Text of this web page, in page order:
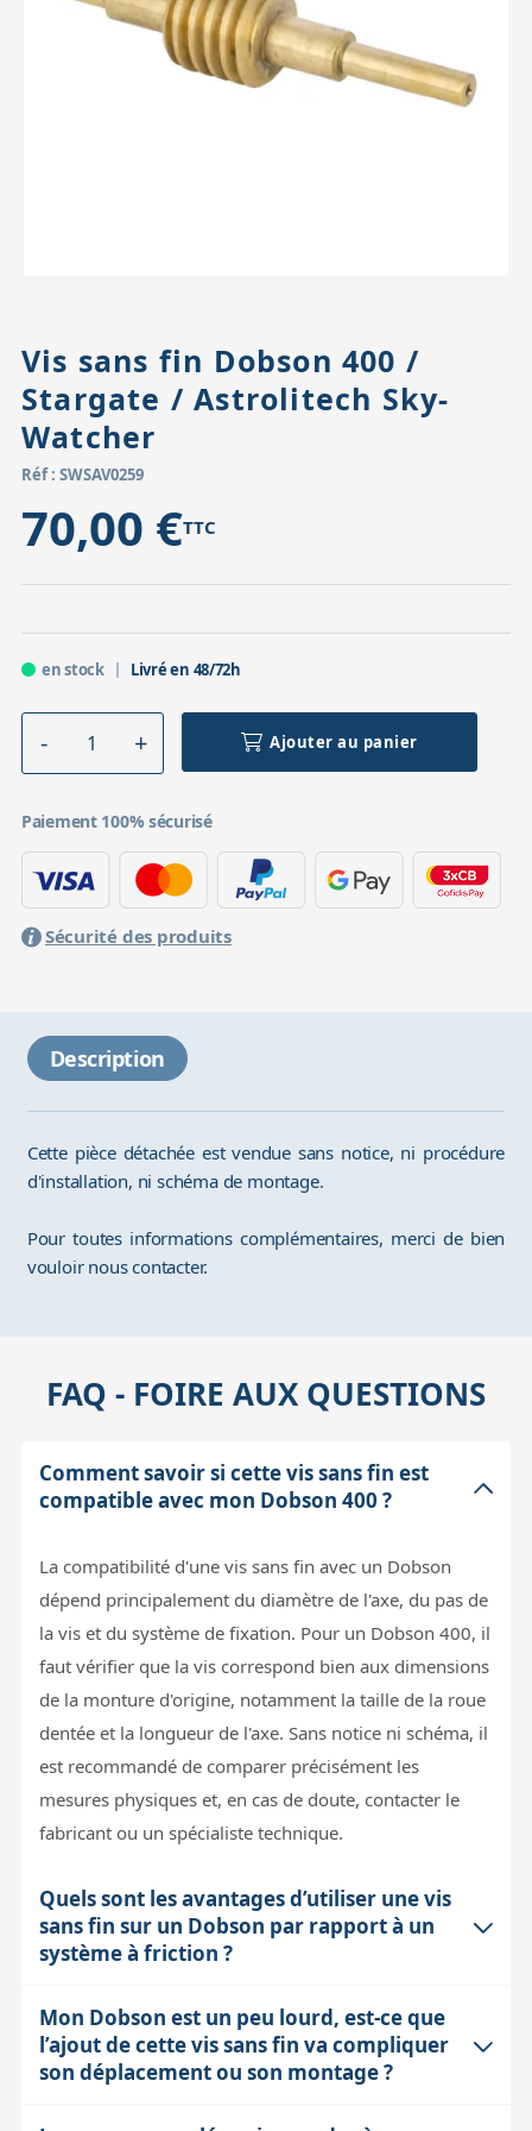
Accessoires pour montures
Têtes
Pièces détachées
Vis sans fin Dobson 400 /
Stargate / Astrolitech Sky-
Watcher
Réf : SWSAV0259
70,00 €TTC
en stock Livré en 48/72h
Ajouter au panier
Paiement 100% sécurisé
Sécurité des produits
Description
Cette pièce détachée est vendue sans notice, ni procédure
d'installation, ni schéma de montage.
Pour toutes informations complémentaires, merci de bien
vouloir nous contacter.
FAQ - FOIRE AUX QUESTIONS
Comment savoir si cette vis sans fin est
compatible avec mon Dobson 400 ?
La compatibilité d'une vis sans fin avec un Dobson
dépend principalement du diamètre de l'axe, du pas de
la vis et du système de fixation. Pour un Dobson 400, il
faut vérifier que la vis correspond bien aux dimensions
de la monture d'origine, notamment la taille de la roue
dentée et la longueur de l'axe. Sans notice ni schéma, il
est recommandé de comparer précisément les
mesures physiques et, en cas de doute, contacter le
fabricant ou un spécialiste technique.
Quels sont les avantages d’utiliser une vis
sans fin sur un Dobson par rapport à un
système à friction ?
La vis sans fin offre un contrôle plus précis et plus
fluide du mouvement en azimut, ce qui facilite le
pointage fin des objets célestes. Contrairement au
Mon Dobson est un peu lourd, est-ce que
l’ajout de cette vis sans fin va compliquer
son déplacement ou son montage ?